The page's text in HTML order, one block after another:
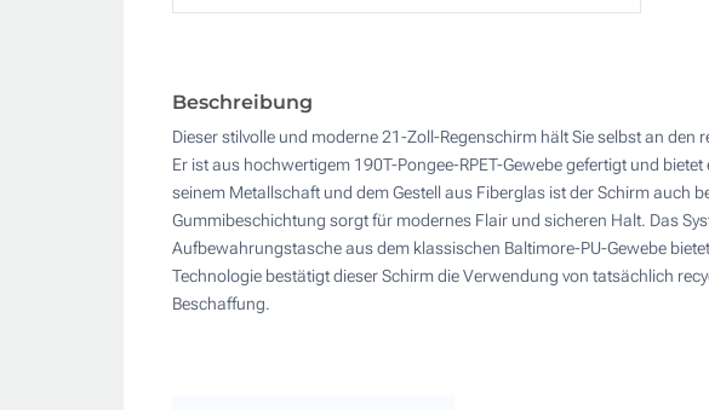
Beschreibung
Dieser stilvolle und moderne 21-Zoll-Regenschirm hält Sie selbst an
Er ist aus hochwertigem 190T-Pongee-RPET-Gewebe gefertigt und
seinem Metallschaft und dem Gestell aus Fiberglas ist der Schirm
Gummibeschichtung sorgt für modernes Flair und sicheren Halt. Das
Aufbewahrungstasche aus dem klassischen Baltimore-PU-Gewebe
Technologie bestätigt dieser Schirm die Verwendung von tatsächlich
Beschaffung.